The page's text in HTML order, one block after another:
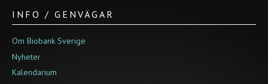
INFO / GENVÄGAR
Om Biobank Sverige
Nyheter
Kalendarium